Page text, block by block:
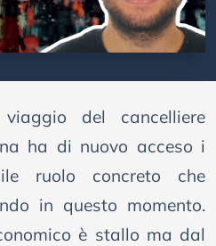
del cancelliere
ha di nuovo acceso i
ruolo concreto che
in questo momento.
è stallo ma dal